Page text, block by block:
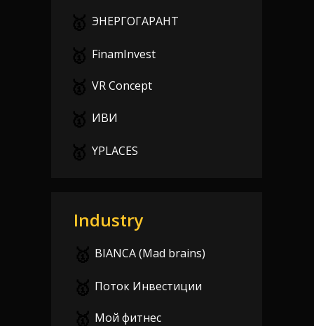
Смотреть все фото
ЭНЕРГОГАРАНТ
FinamInvest
VR Concept
ИВИ
YPLACES
Industry
BIANCA (Mad brains)
Поток Инвестиции
Мой фитнес